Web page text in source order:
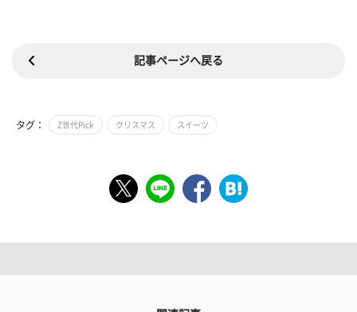
記事ページへ戻る
タグ： Z世代Pick クリスマス スイーツ